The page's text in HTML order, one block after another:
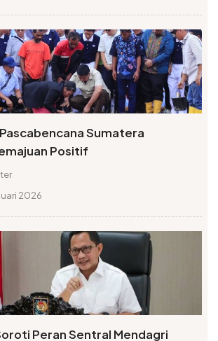
Sumatera
Positif
2026
Peran Sentral Mendagri